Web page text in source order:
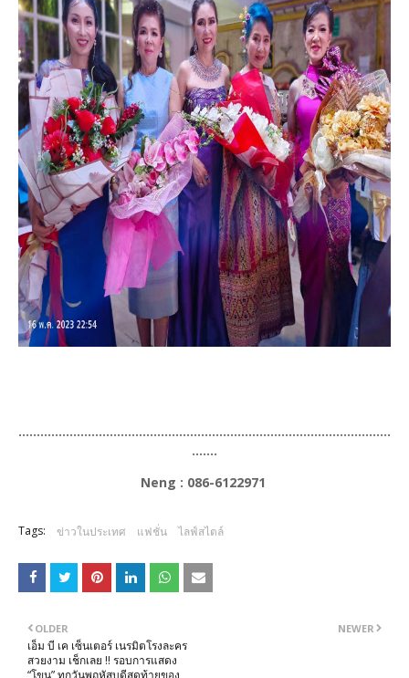
......................................................................................................
.......
Neng : 086-6122971
Tags: ข่าวในประเทศ แฟชั่น ไลฟ์สไตล์
NEWER
OLDER
เอ็ม บี เค เซ็นเตอร์ เนรมิตโรงละคร
สวยงาม เช็กเลย !! รอบการแสดง